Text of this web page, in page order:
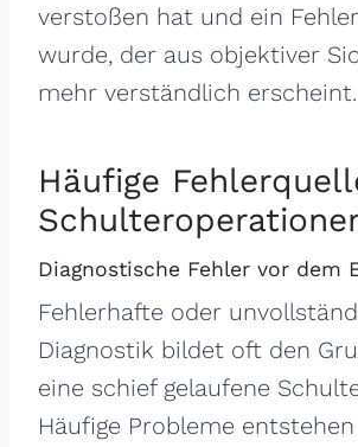
verstoßen hat und ein
wurde, der aus objektiver
mehr verständlich erscheint.
Häufige
Diagnostische Fehler vor dem
Fehlerhafte oder
Diagnostik bildet oft den
eine schief gelaufene
Häufige Probleme